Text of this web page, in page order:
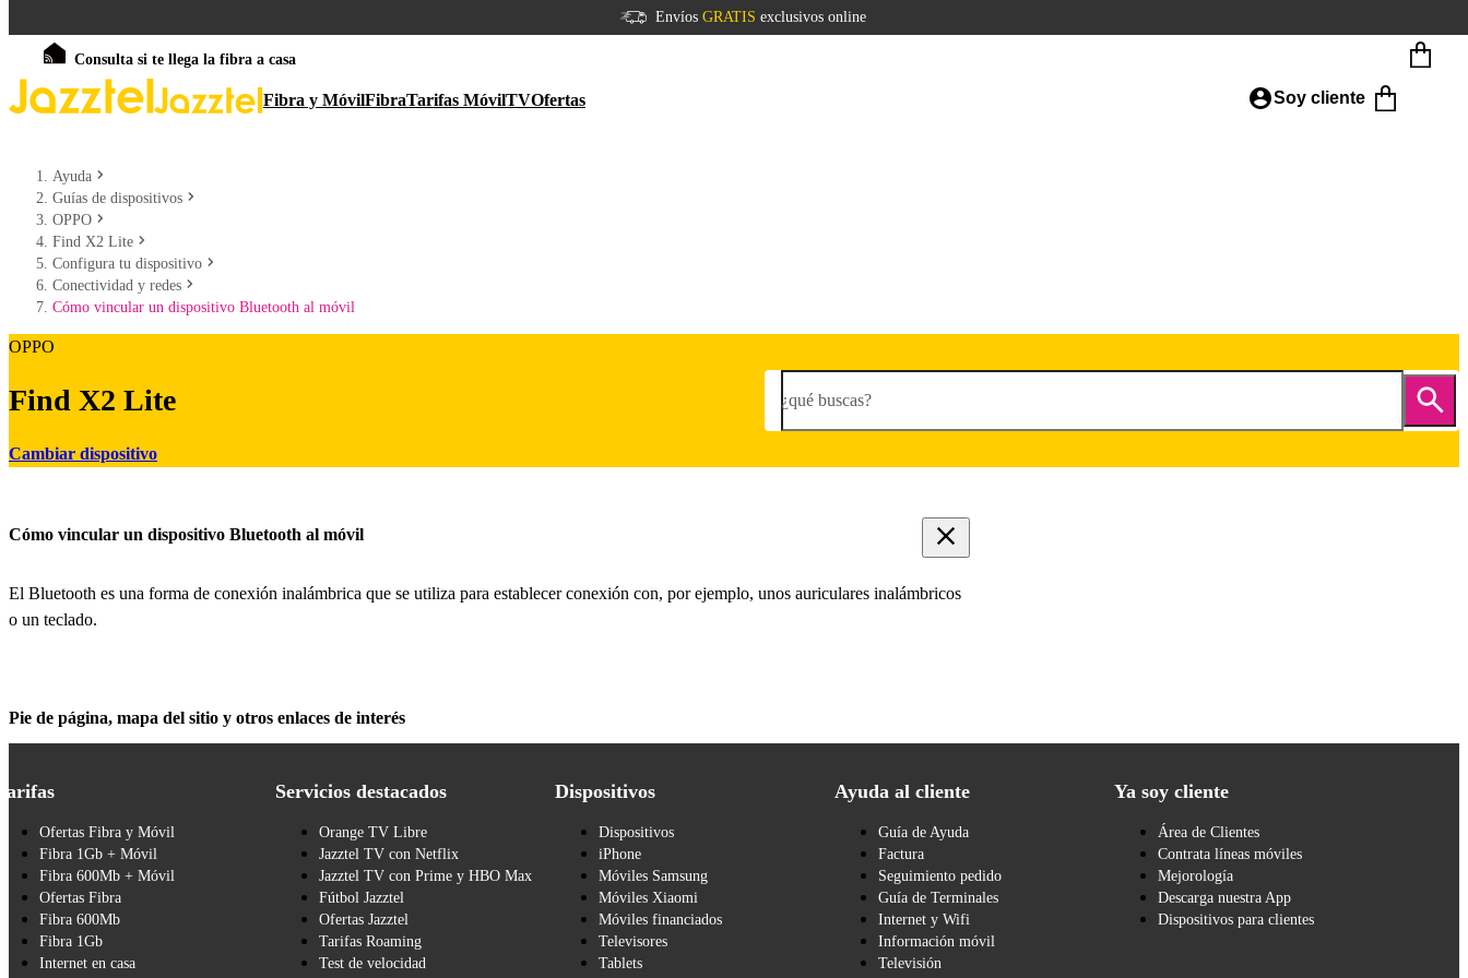
Envíos GRATIS exclusivos online
Consulta si te llega la fibra a casa
Fibra y MóvilFibraTarifas MóvilTVOfertas Soy cliente
Ayuda
Guías de dispositivos
OPPO
Find X2 Lite
Configura tu dispositivo
Conectividad y redes
Cómo vincular un dispositivo Bluetooth al móvil
OPPO
Find X2 Lite
Cambiar dispositivo
¿qué buscas?
Cómo vincular un dispositivo Bluetooth al móvil
El Bluetooth es una forma de conexión inalámbrica que se utiliza para establecer conexión con, por ejemplo, unos auriculares inalámbricos
o un teclado.
Pie de página, mapa del sitio y otros enlaces de interés
Ofertas Fibra y Móvil
Fibra 1Gb + Móvil
Fibra 600Mb + Móvil
Ofertas Fibra
Fibra 600Mb
Fibra 1Gb
Internet en casa
Servicios destacados
Orange TV Libre
Jazztel TV con Netflix
Jazztel TV con Prime y HBO Max
Fútbol Jazztel
Ofertas Jazztel
Tarifas Roaming
Test de velocidad
Dispositivos
Dispositivos
iPhone
Móviles Samsung
Móviles Xiaomi
Móviles financiados
Televisores
Tablets
Ayuda al cliente
Guía de Ayuda
Factura
Seguimiento pedido
Guía de Terminales
Internet y Wifi
Información móvil
Televisión
Ya soy cliente
Área de Clientes
Contrata líneas móviles
Mejorología
Descarga nuestra App
Dispositivos para clientes